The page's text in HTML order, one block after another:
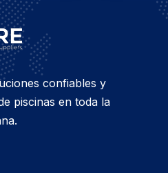
confiables y
piscinas en toda la